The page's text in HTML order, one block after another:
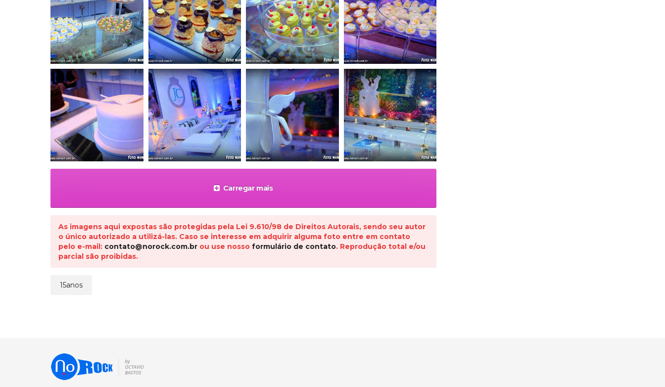
Carregar mais
As imagens aqui expostas são protegidas pela Lei 9.610/98 de Direitos Autorais, sendo seu autor
o único autorizado a utilizá-las. Caso se interesse em adquirir alguma foto entre em contato
pelo e-mail: contato@norock.com.br ou use nosso formulário de contato. Reprodução total e/ou
parcial são proibidas.
15anos